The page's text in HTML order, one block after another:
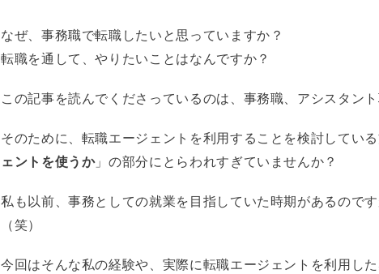
なぜ、事務職で転職したいと思っていますか？
転職を通して、やりたいことはなんですか？
この記事を読んでくださっているのは、事務職、アシスタン
そのために、転職エージェントを利用することを検討してい
ェントを使うか」の部分にとらわれすぎていませんか？
私も以前、事務としての就業を目指していた時期があるので
（笑）
今回はそんな私の経験や、実際に転職エージェントを利用し